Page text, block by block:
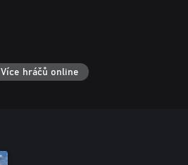
Více hráčů online